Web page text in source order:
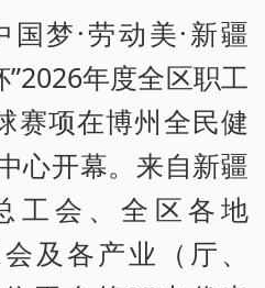
梦·劳动美·新疆
”2026年度全区职工
赛项在博州全民健
心开幕。来自新疆
工会、全区各地
及各产业（厅、